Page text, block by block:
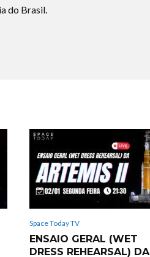
do Brasil.
Space Today TV
ENSAIO GERAL (WET
DRESS REHEARSAL) DA